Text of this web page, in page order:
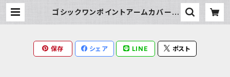
ゴシックワンポイントアームカバー |
保存 シェア LINE ポスト